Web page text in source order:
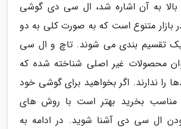
به آن اشاره شد، ال سی دی گوشی
متنوع است که به صورت کلی به دو
تقسیم بندی می شوند. تاچ و ال سی
محصولات غیر اصلی شناخته شده که
را ندارند. اگر بخواهید برای گوشی خود
بخرید بهتر است با روش های
ال سی دی آشنا شوید. در ادامه به